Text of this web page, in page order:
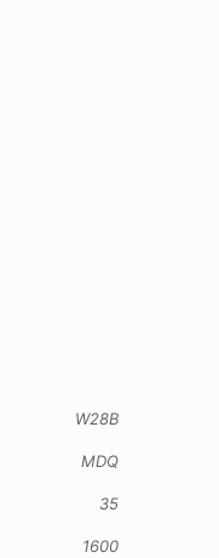
W28B
MDQ
35
1600